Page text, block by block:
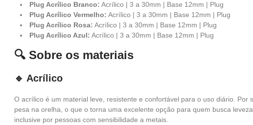
Plug Acrílico Branco: Acrílico | 3 a 30mm | Base 12mm | Plug
Plug Acrílico Vermelho: Acrílico | 3 a 30mm | Base 12mm | Plug
Plug Acrílico Rosa: Acrílico | 3 a 30mm | Base 12mm | Plug
Plug Acrílico Azul: Acrílico | 3 a 30mm | Base 12mm | Plug
🔍 Sobre os materiais
🔹 Acrílico
O acrílico é um material leve, resistente e confortável para o uso diário.
pesa na orelha, o que o torna uma excelente opção para quem busca
inclusive por pessoas com sensibilidade a metais.